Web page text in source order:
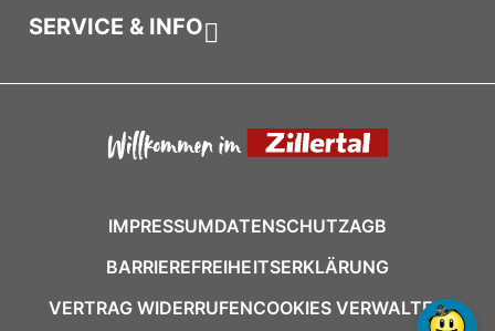
SERVICE & INFO
IMPRESSUMDATENSCHUTZAGB
BARRIEREFREIHEITSERKLÄRUNG
VERTRAG WIDERRUFENCOOKIES VERWALTEN